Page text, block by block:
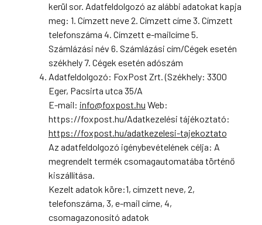
kerül sor. Adatfeldolgozó az alábbi adatokat kapja
meg: 1. Címzett neve 2. Címzett címe 3. Címzett
telefonszáma 4. Címzett e-mailcíme 5.
Számlázási név 6. Számlázási cím/Cégek esetén
székhely 7. Cégek esetén adószám
Adatfeldolgozó: FoxPost Zrt. (Székhely: 3300
Eger, Pacsirta utca 35/A
E-mail: info@foxpost.hu Web:
https://foxpost.hu/Adatkezelési tájékoztató:
https://foxpost.hu/adatkezelesi-tajekoztato
Az adatfeldolgozó igénybevételének célja: A
megrendelt termék csomagautomatába történő
kiszállítása.
Kezelt adatok köre:1, címzett neve, 2,
telefonszáma, 3, e-mail címe, 4,
csomagazonosító adatok